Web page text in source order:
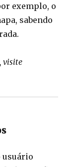
exemplo, o
sabendo
visite
usuário